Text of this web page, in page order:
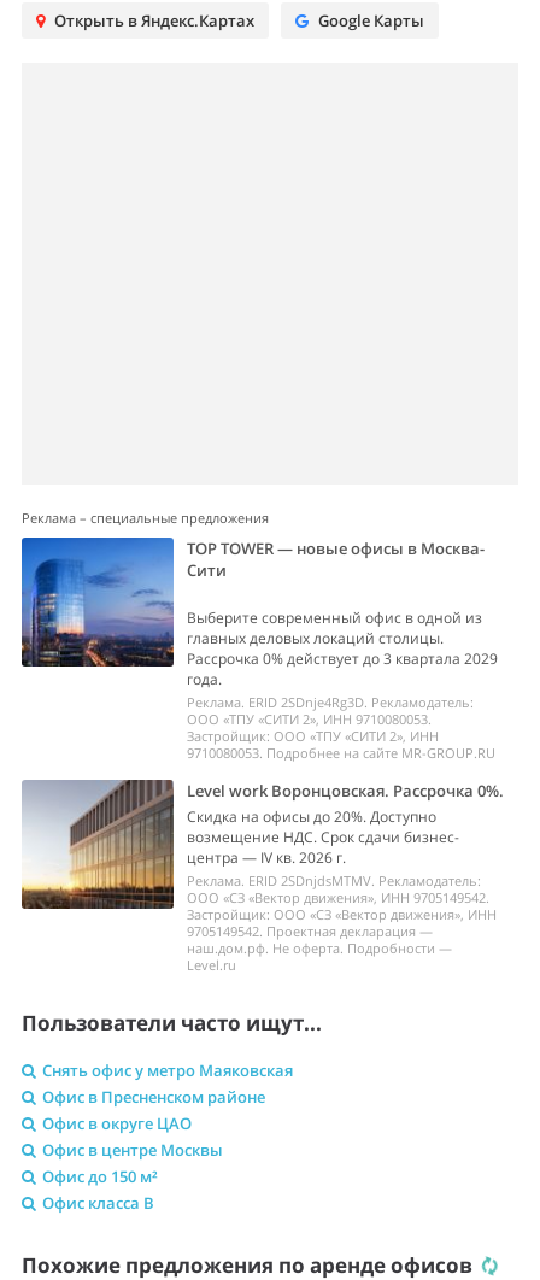
Открыть в Яндекс.Картах Google Карты
Реклама – специальные предложения
TOP TOWER — новые офисы в Москва-
Сити
Выберите современный офис в одной из
главных деловых локаций столицы.
Рассрочка 0% действует до 3 квартала 2029
года.
Реклама. ERID 2SDnje4Rg3D. Рекламодатель:
ООО «ТПУ «СИТИ 2», ИНН 9710080053.
Застройщик: ООО «ТПУ «СИТИ 2», ИНН
9710080053. Подробнее на сайте MR-GROUP.RU
Level work Воронцовская. Рассрочка 0%.
Скидка на офисы до 20%. Доступно
возмещение НДС. Срок сдачи бизнес-
центра — IV кв. 2026 г.
Реклама. ERID 2SDnjdsMTMV. Рекламодатель:
ООО «СЗ «Вектор движения», ИНН 9705149542.
Застройщик: ООО «СЗ «Вектор движения», ИНН
9705149542. Проектная декларация —
наш.дом.рф. Не оферта. Подробности —
Level.ru
Пользователи часто ищут...
Снять офис у метро Маяковская
Офис в Пресненском районе
Офис в округе ЦАО
Офис в центре Москвы
Офис до 150 м²
Офис класса B
Похожие предложения по аренде офисов